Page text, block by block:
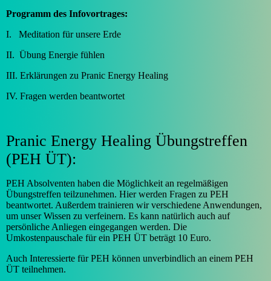
Programm des Infovortrages:
I. Meditation für unsere Erde
II. Übung Energie fühlen
III. Erklärungen zu Pranic Energy Healing
IV. Fragen werden beantwortet
Pranic Energy Healing Übungstreffen
(PEH ÜT):
PEH Absolventen haben die Möglichkeit an regelmäßigen
Übungstreffen teilzunehmen. Hier werden Fragen zu PEH
beantwortet. Außerdem trainieren wir verschiedene Anwendungen,
um unser Wissen zu verfeinern. Es kann natürlich auch auf
persönliche Anliegen eingegangen werden. Die
Umkostenpauschale für ein PEH ÜT beträgt 10 Euro.
Auch Interessierte für PEH können unverbindlich an einem PEH
ÜT teilnehmen.